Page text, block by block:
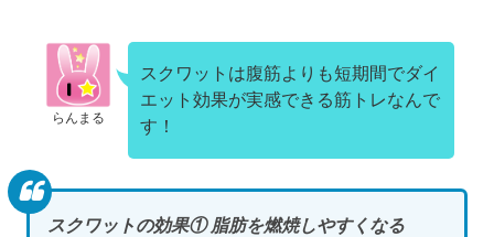
らんまる
スクワットは腹筋よりも短期間でダイ
エット効果が実感できる筋トレなんで
す！
スクワットの効果① 脂肪を燃焼しやすくなる